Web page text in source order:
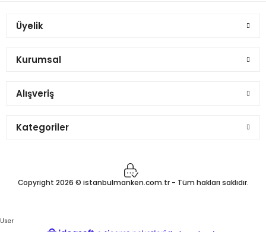
Ten Rengi İğne Batabilen Terzi Mankeni 34-46
Üyelik
Kurumsal
Alışveriş
Kategoriler
Copyright 2026 © istanbulmanken.com.tr - Tüm hakları saklıdır.
User